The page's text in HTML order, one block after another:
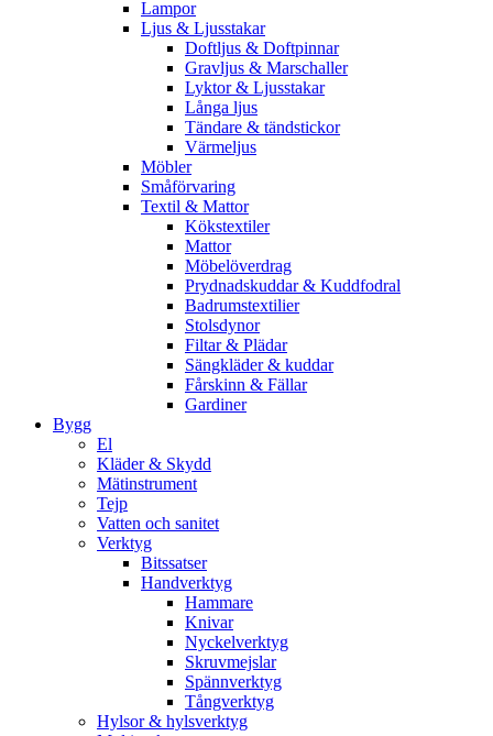
Lampor
Ljus & Ljusstakar
Doftljus & Doftpinnar
Gravljus & Marschaller
Lyktor & Ljusstakar
Långa ljus
Tändare & tändstickor
Värmeljus
Möbler
Småförvaring
Textil & Mattor
Kökstextiler
Mattor
Möbelöverdrag
Prydnadskuddar & Kuddfodral
Badrumstextilier
Stolsdynor
Filtar & Plädar
Sängkläder & kuddar
Fårskinn & Fällar
Gardiner
Bygg
El
Kläder & Skydd
Mätinstrument
Tejp
Vatten och sanitet
Verktyg
Bitssatser
Handverktyg
Hammare
Knivar
Nyckelverktyg
Skruvmejslar
Spännverktyg
Tångverktyg
Hylsor & hylsverktyg